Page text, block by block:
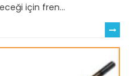
için fren...